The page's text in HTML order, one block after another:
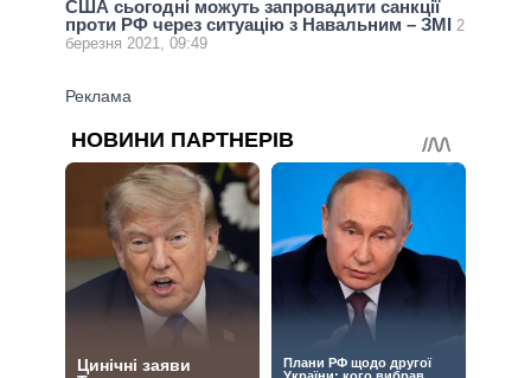
США сьогодні можуть запровадити санкції
проти РФ через ситуацію з Навальним – ЗМІ 2
березня 2021, 09:49